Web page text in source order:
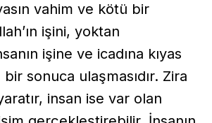
vahim ve kötü bir
işini, yoktan
işine ve icadına kıyas
sonuca ulaşmasıdır. Zira
insan ise var olan